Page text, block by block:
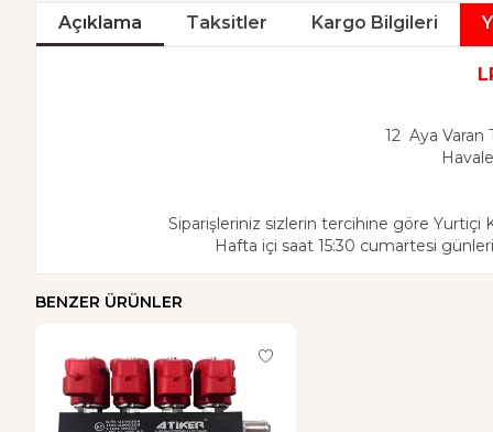
Açıklama Taksitler Kargo Bilgileri
12 Aya Varan
Siparişleriniz sizlerin tercihine göre Yurtiçi
Hafta içi saat 15:30 cumartesi
BENZER ÜRÜNLER